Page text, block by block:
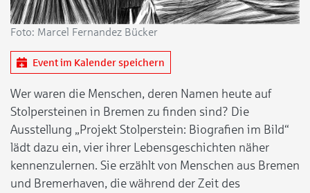
Foto: Marcel Fernandez Bücker
Event im Kalender speichern
Wer waren die Menschen, deren Namen heute auf
Stolpersteinen in Bremen zu finden sind? Die
Ausstellung „Projekt Stolperstein: Biografien im Bild“
lädt dazu ein, vier ihrer Lebensgeschichten näher
kennenzulernen. Sie erzählt von Menschen aus Bremen
und Bremerhaven, die während der Zeit des